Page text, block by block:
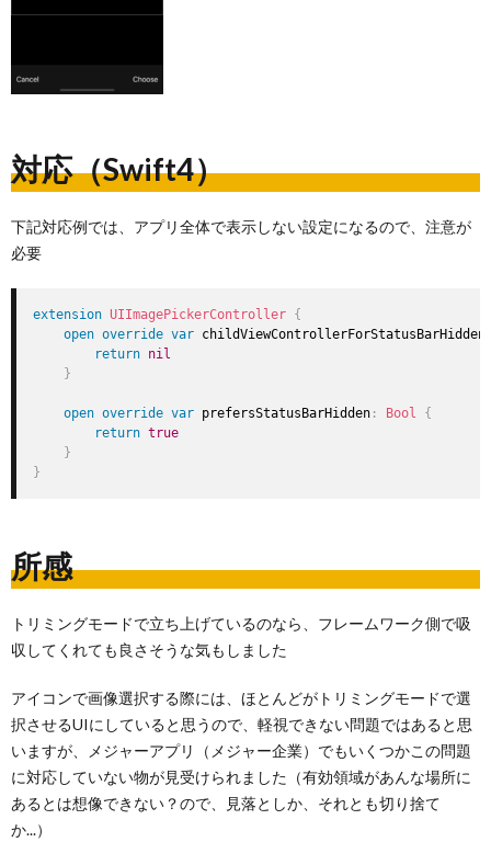
対応（Swift4）
下記対応例では、アプリ全体で表示しない設定になるので、注意が
必要
extension UIImagePickerController {
open override var childViewControllerForStatusBarHidden
return nil
}
open override var prefersStatusBarHidden : Bool
{
return true
}
}
所感
トリミングモードで立ち上げているのなら、フレームワーク側で吸
収してくれても良さそうな気もしました
アイコンで画像選択する際には、ほとんどがトリミングモードで選
択させるUIにしていると思うので、軽視できない問題ではあると思
いますが、メジャーアプリ（メジャー企業）でもいくつかこの問題
に対応していない物が見受けられました（有効領域があんな場所に
あるとは想像できない？ので、見落としか、それとも切り捨て
か...）